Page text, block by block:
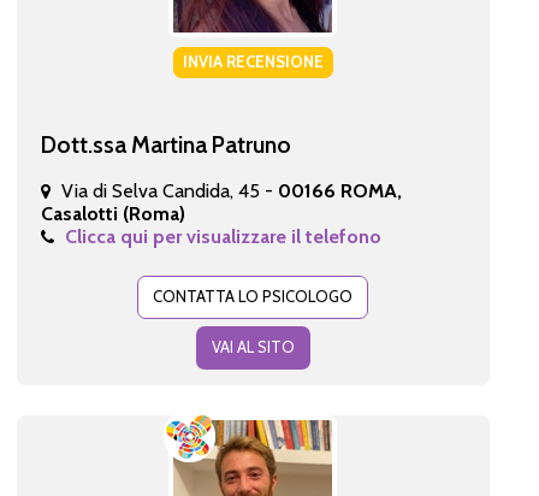
INVIA RECENSIONE
Dott.ssa Martina Patruno
Via di Selva Candida, 45 - 00166 ROMA,
Casalotti (Roma)
Clicca qui per visualizzare il telefono
CONTATTA LO PSICOLOGO
VAI AL SITO